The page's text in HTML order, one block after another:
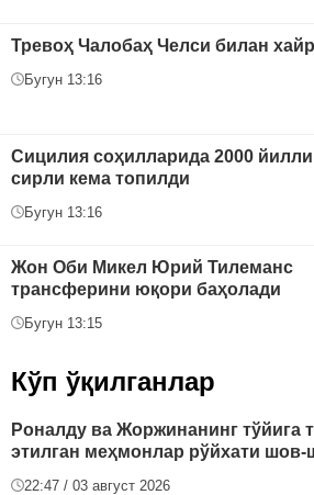
Тревоҳ Чалобаҳ Челси билан
Бугун 13:16
Сицилия соҳилларида 2000
сирли кема топилди
Бугун 13:16
Жон Оби Микел Юрий Тилеманс
трансферини юқори баҳолади
Бугун 13:15
Кўп ўқилганлар
Роналду ва Жоржинанинг тўйига
этилган меҳмонлар рўйхати шов-
22:47 / 03 август 2026